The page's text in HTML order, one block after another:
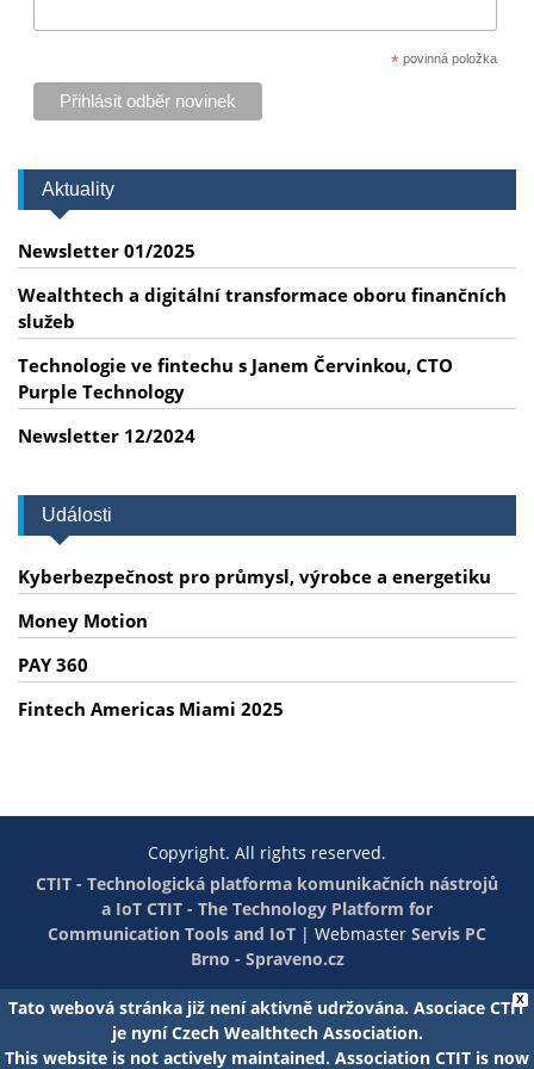
*povinná položka
Aktuality
Newsletter 01/2025
Wealthtech a digitální transformace oboru finančních
služeb
Technologie ve fintechu s Janem Červinkou, CTO
Purple Technology
Newsletter 12/2024
Události
Kyberbezpečnost pro průmysl, výrobce a energetiku
Money Motion
PAY 360
Fintech Americas Miami 2025
Copyright. All rights reserved.
CTIT - Technologická platforma komunikačních nástrojů
a IoT CTIT - The Technology Platform for
Communication Tools and IoT | Webmaster Servis PC
Brno - Spraveno.cz
X
Tato webová stránka již není aktivně udržována. Asociace CTIT
je nyní Czech Wealthtech Association.
This website is not actively maintained. Association CTIT is now